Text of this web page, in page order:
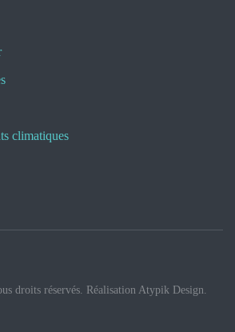
climatiques
droits réservés. Réalisation Atypik Design.